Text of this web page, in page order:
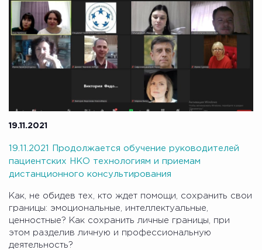
19.11.2021
19.11.2021 Продолжается обучение руководителей
пациентских НКО технологиям и приемам
дистанционного консультирования
Как, не обидев тех, кто ждет помощи, сохранить свои
границы: эмоциональные, интеллектуальные,
ценностные? Как сохранить личные границы, при
этом разделив личную и профессиональную
деятельность?